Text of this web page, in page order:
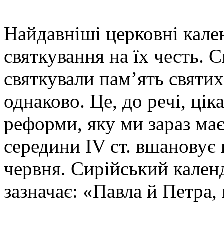
Найдавніші церковні
святкування на їх честь.
святкували пам’ять
однаково. Це, до речі,
реформи, яку ми зараз
середини IV ст.
червня. Сирійський
зазначає: «Павла й